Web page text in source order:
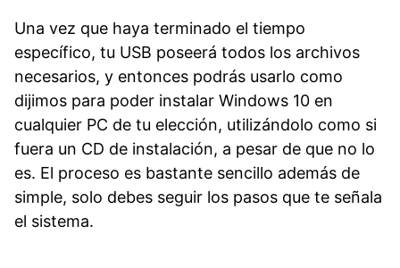
Una vez que haya terminado el tiempo
específico, tu USB poseerá todos los archivos
necesarios, y entonces podrás usarlo como
dijimos para poder instalar Windows 10 en
cualquier PC de tu elección, utilizándolo como si
fuera un CD de instalación, a pesar de que no lo
es. El proceso es bastante sencillo además de
simple, solo debes seguir los pasos que te señala
el sistema.